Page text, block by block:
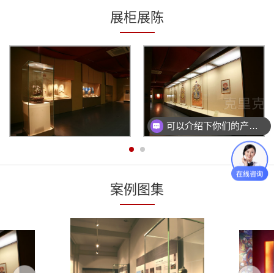
展柜展陈
案例图集
可以介绍下你们的产品么？